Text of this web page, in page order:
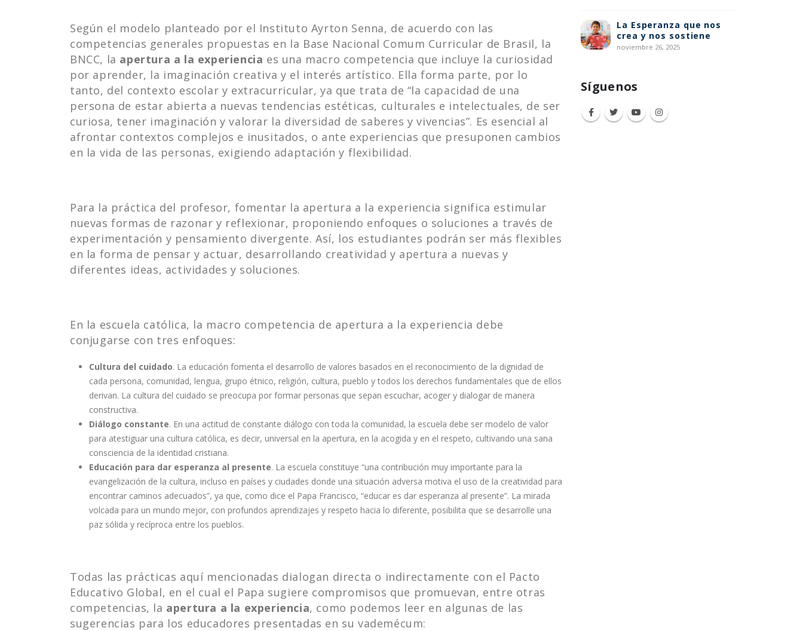
Según el modelo planteado por el Instituto Ayrton Senna, de acuerdo con las
competencias generales propuestas en la Base Nacional Comum Curricular de Brasil, la
BNCC, la apertura a la experiencia es una macro competencia que incluye la curiosidad
por aprender, la imaginación creativa y el interés artístico. Ella forma parte, por lo
tanto, del contexto escolar y extracurricular, ya que trata de “la capacidad de una
persona de estar abierta a nuevas tendencias estéticas, culturales e intelectuales, de ser
curiosa, tener imaginación y valorar la diversidad de saberes y vivencias”. Es esencial al
afrontar contextos complejos e inusitados, o ante experiencias que presuponen cambios
en la vida de las personas, exigiendo adaptación y flexibilidad.
Para la práctica del profesor, fomentar la apertura a la experiencia significa estimular
nuevas formas de razonar y reflexionar, proponiendo enfoques o soluciones a través de
experimentación y pensamiento divergente. Así, los estudiantes podrán ser más flexibles
en la forma de pensar y actuar, desarrollando creatividad y apertura a nuevas y
diferentes ideas, actividades y soluciones.
En la escuela católica, la macro competencia de apertura a la experiencia debe
conjugarse con tres enfoques:
Cultura del cuidado. La educación fomenta el desarrollo de valores basados en el reconocimiento de la dignidad de
cada persona, comunidad, lengua, grupo étnico, religión, cultura, pueblo y todos los derechos fundamentales que de ellos
derivan. La cultura del cuidado se preocupa por formar personas que sepan escuchar, acoger y dialogar de manera
constructiva.
Diálogo constante. En una actitud de constante diálogo con toda la comunidad, la escuela debe ser modelo de valor
para atestiguar una cultura católica, es decir, universal en la apertura, en la acogida y en el respeto, cultivando una sana
consciencia de la identidad cristiana.
Educación para dar esperanza al presente. La escuela constituye “una contribución muy importante para la
evangelización de la cultura, incluso en países y ciudades donde una situación adversa motiva el uso de la creatividad para
encontrar caminos adecuados”, ya que, como dice el Papa Francisco, “educar es dar esperanza al presente”. La mirada
volcada para un mundo mejor, con profundos aprendizajes y respeto hacia lo diferente, posibilita que se desarrolle una
paz sólida y recíproca entre los pueblos.
Todas las prácticas aquí mencionadas dialogan directa o indirectamente con el Pacto
Educativo Global, en el cual el Papa sugiere compromisos que promuevan, entre otras
competencias, la apertura a la experiencia, como podemos leer en algunas de las
sugerencias para los educadores presentadas en su vademécum:
La Esperanza que nos
crea y nos sostiene
noviembre 26, 2025
Síguenos